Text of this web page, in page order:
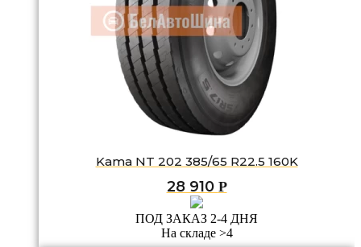
Kama NT 202 385/65 R22.5 160K
28 910 Р
ПОД ЗАКАЗ 2-4 ДНЯ
На складе >4